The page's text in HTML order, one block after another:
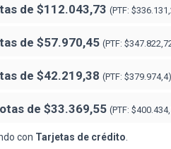
de $112.043,73 (PTF:
de $57.970,45 (PTF:
de $42.219,38 (PTF: $379.974,4)
de $33.369,55 (PTF:
con Tarjetas de crédito